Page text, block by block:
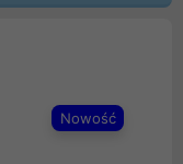
Nowość